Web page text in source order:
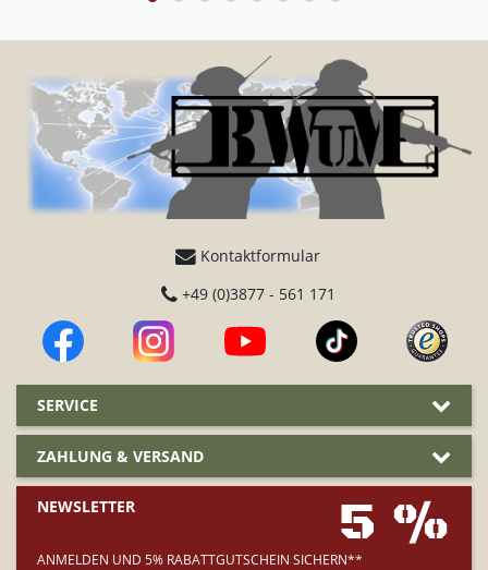
Kontaktformular
+49 (0)3877 - 561 171
SERVICE
ZAHLUNG & VERSAND
NEWSLETTER 5 %
ANMELDEN UND 5% RABATTGUTSCHEIN SICHERN**